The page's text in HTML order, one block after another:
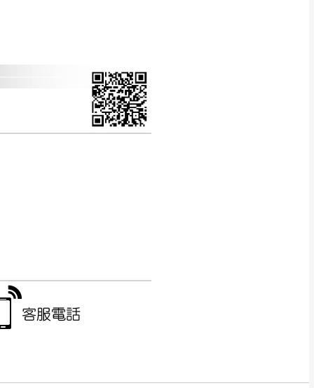
馬祖、澎湖地區
因素，導致無法順利配送，
將由買方自行支付。
天到貨前皆會再與您通知，
視狀況延後或停止運送服
詳細尺寸以實品
家環境不同。若屬人
與消費者報價，消費
之情形，我們需酌收
。